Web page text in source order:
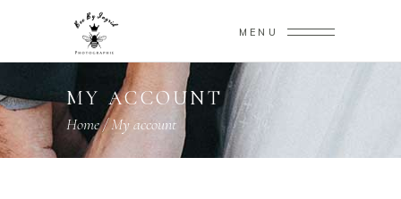
MENU
MY ACCOUNT
Home/My account